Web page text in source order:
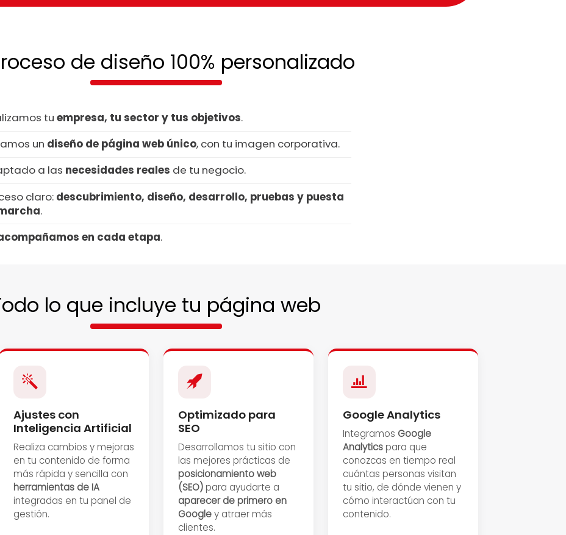
de diseño 100% personalizado
tu empresa, tu sector y tus objetivos.
un diseño de página web único, con tu imagen corporativa.
a las necesidades reales de tu negocio.
claro: descubrimiento, diseño, desarrollo, pruebas y puesta
.
en cada etapa.
lo que incluye tu página web
Ajustes con
Inteligencia Artificial
Realiza cambios y mejoras
en tu contenido de forma
más rápida y sencilla con
herramientas de IA
integradas en tu panel de
gestión.
Optimizado para
SEO
Desarrollamos tu sitio con
las mejores prácticas de
posicionamiento web
(SEO) para ayudarte a
aparecer de primero en
Googley atraer más
clientes.
Google Analytics
Integramos Google
Analytics para que
conozcas en tiempo real
cuántas personas visitan
tu sitio, de dónde vienen y
cómo interactúan con tu
contenido.